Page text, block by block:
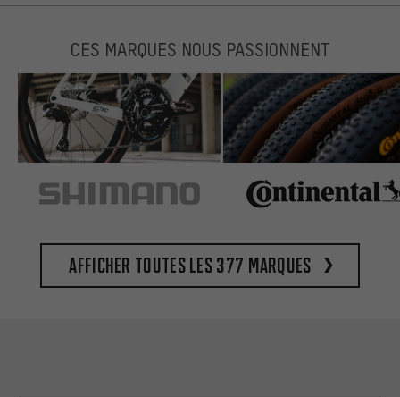
CES MARQUES NOUS PASSIONNENT
Afficher toutes les 377 marques